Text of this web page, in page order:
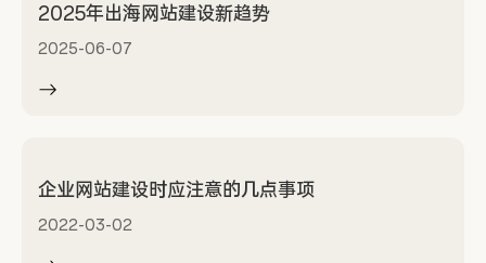
2025年出海网站建设新趋势
2025-06-07
企业网站建设时应注意的几点事项
2022-03-02